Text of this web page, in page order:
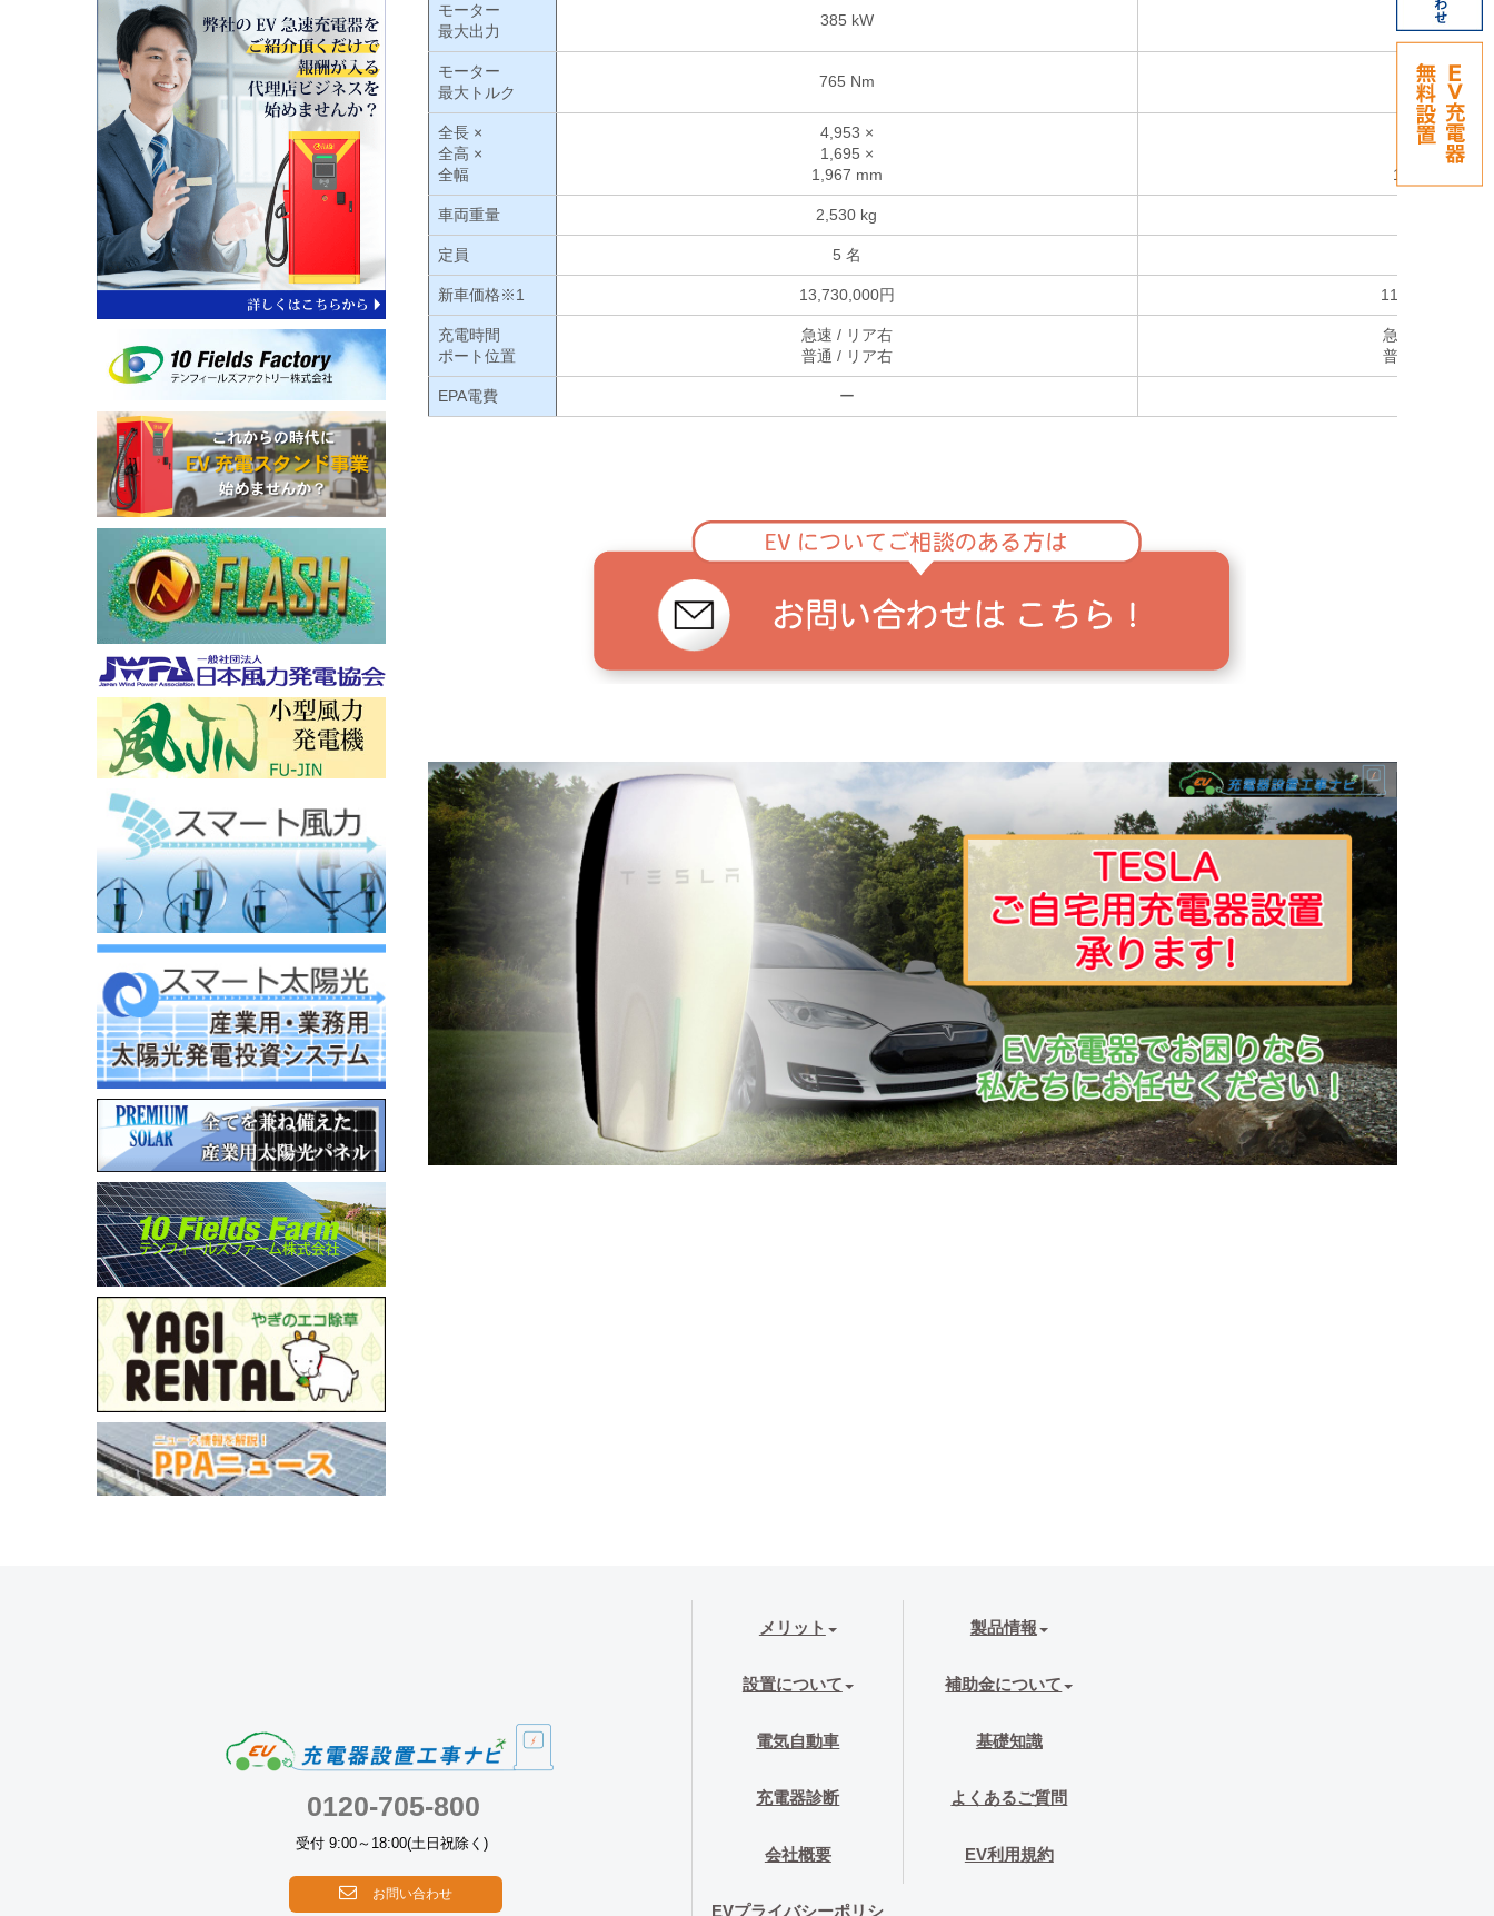
モーター
最大出力
385 kW 240 kW
モーター
最大トルク
765 Nm 630 Nm
全長 ×
全高 ×
全幅
4,953 ×
1,695 ×
1,967 mm
4,953 ×
1,695 ×
1,967 mm
車両重量 2,530 kg
定員 5 名
新車価格※1 13,730,000円 11,550,000円
充電時間
ポート位置
急速 / リア右
普通 / リア右
急速 / リア右
普通 / リア右
EPA電費 ー
0120-705-800
受付 9:00～18:00(土日祝除く)
お問い合わせ
メリット 製品情報
設置について 補助金について
電気自動車 基礎知識
充電器診断 よくあるご質問
会社概要 EV利用規約
EVプライバシーポリシ